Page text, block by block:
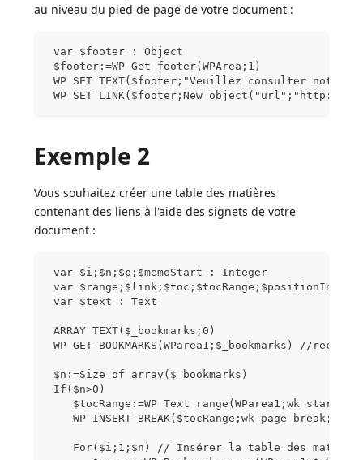
au niveau du pied de page de votre document :
var $footer : Object
$footer:=WP Get footer(WPArea;1)
WP SET TEXT($footer;"Veuillez consulter notre
WP SET LINK($footer;New object("url";"http://
Exemple 2
Vous souhaitez créer une table des matières
contenant des liens à l'aide des signets de votre
document :
var $i;$n;$p;$memoStart : Integer
var
var $text : Text
ARRAY TEXT($_bookmarks;0)
WP GET BOOKMARKS(WParea1;$_bookmarks) //
$n:=Size of array($_bookmarks)
If($n>0)
$tocRange:=WP Text range(WParea1;wk
WP INSERT BREAK($tocRange;wk page
For($i;1;$n) // Insérer la table des